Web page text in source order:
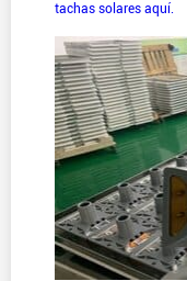
tachas solares aquí.